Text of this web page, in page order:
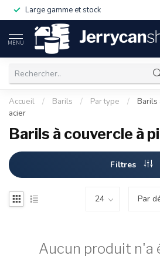
Large gamme et stock
MENU
Accueil / Barils / Par type /
Barils
acier
Barils à couvercle à
Filtres
Aucun produit n'a